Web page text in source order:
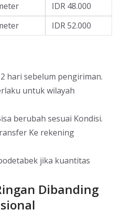
IDR 48.000
IDR 52.000
hari sebelum pengiriman.
untuk wilayah
berubah sesuai Kondisi.
Ke rekening
jika kuantitas
Dibanding